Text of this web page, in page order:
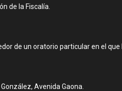
de la Fiscalía.
de un oratorio particular en el
Avenida Gaona.